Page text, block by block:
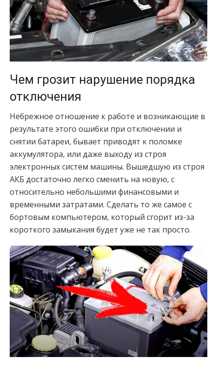
Чем грозит нарушение порядка
отключения
Небрежное отношение к работе и возникающие в
результате этого ошибки при отключении и
снятии батареи, бывает приводят к поломке
аккумулятора, или даже выходу из строя
электронных систем машины. Вышедшую из строя
АКБ достаточно легко сменить на новую, с
относительно небольшими финансовыми и
временными затратами. Сделать то же самое с
бортовым компьютером, который сгорит из-за
короткого замыкания будет уже не так просто.